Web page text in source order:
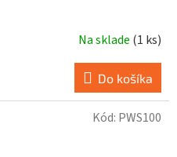
Na sklade (1 ks)
Do košíka
Kód: PWS100